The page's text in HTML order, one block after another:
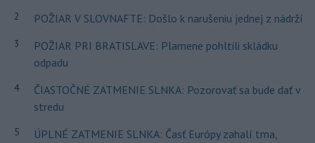
2 POŽIAR V SLOVNAFTE: Došlo k narušeniu jednej z nádrží
3
POŽIAR PRI BRATISLAVE: Plamene pohltili skládku
odpadu
4
ČIASTOČNÉ ZATMENIE SLNKA: Pozorovať sa bude dať v
stredu
5
ÚPLNÉ ZATMENIE SLNKA: Časť Európy zahalí tma,